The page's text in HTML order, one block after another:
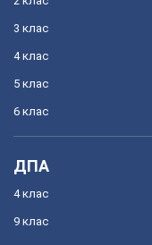
3 клас
4 клас
5 клас
6 клас
ДПА
4 клас
9 клас